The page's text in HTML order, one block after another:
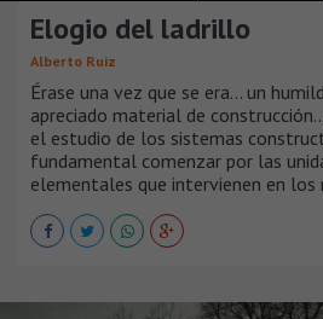
Elogio del ladrillo
Alberto Ruiz
Érase una vez que se era… un
apreciado material de
el estudio de los sistemas
fundamental comenzar por las
elementales que intervienen en los